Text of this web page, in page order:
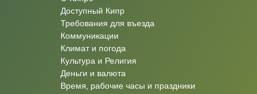
Доступный Кипр
Требования для въезда
Коммуникации
Климат и погода
Культура и Религия
Деньги и валюта
Время, рабочие часы и праздники